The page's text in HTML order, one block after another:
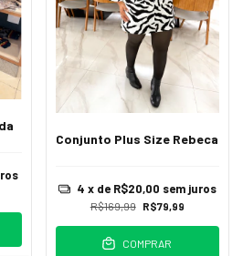
Conjunto Plus Size Rebeca
R$169,99 R$79,99
4 x de R$20,00 sem juros
COMPRAR